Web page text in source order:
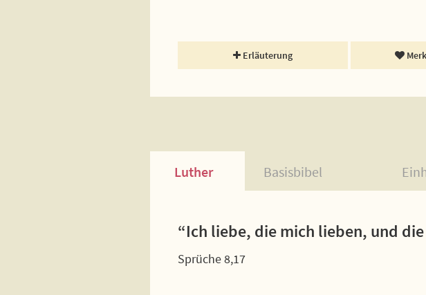
Erläuterung
Luther Basisbibel
“Ich liebe, die mich lieben, und
Sprüche 8,17